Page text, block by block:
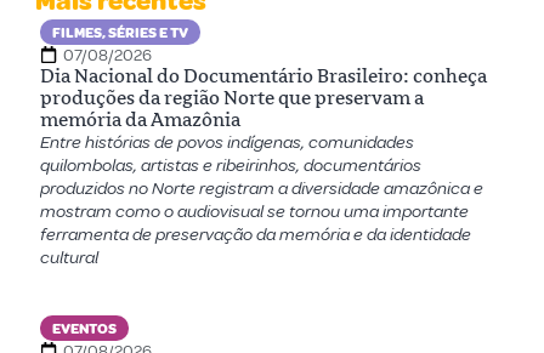
FILMES, SÉRIES E TV
07/08/2026
Dia Nacional do Documentário Brasileiro: conheça
produções da região Norte que preservam a
memória da Amazônia
Entre histórias de povos indígenas, comunidades
quilombolas, artistas e ribeirinhos, documentários
produzidos no Norte registram a diversidade amazônica e
mostram como o audiovisual se tornou uma importante
ferramenta de preservação da memória e da identidade
cultural
EVENTOS